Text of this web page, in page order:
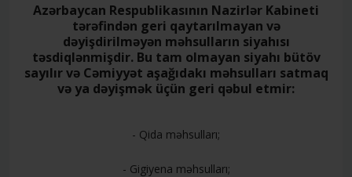
Azərbaycan Respublikasının Nazirlər Kabineti
tərəfindən geri qaytarılmayan və
dəyişdirilməyən məhsulların siyahısı
təsdiqlənmişdir. Bu tam olmayan siyahı bütöv
sayılır və Cəmiyyət aşağıdakı məhsulları satmaq
və ya dəyişmək üçün geri qəbul etmir:
- Qida məhsulları;
- Gigiyena məhsulları;